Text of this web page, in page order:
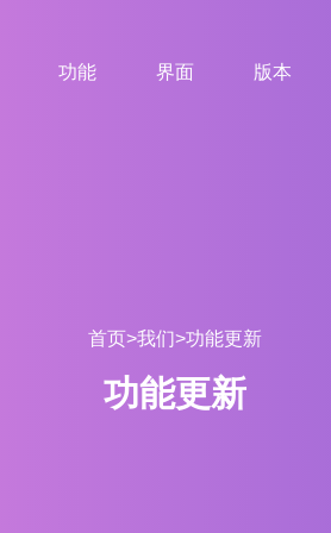
功能 界面 版本
首页>我们>功能更新
功能更新